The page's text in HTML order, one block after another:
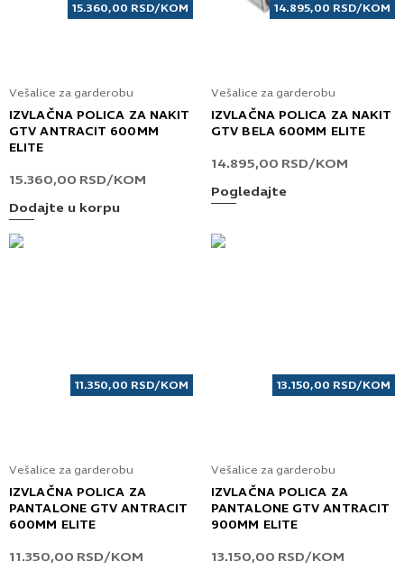
15.360,00 RSD/KOM
Vešalice za garderobu
IZVLAČNA POLICA ZA NAKIT
GTV ANTRACIT 600MM
ELITE
15.360,00 RSD/KOM
Dodajte u korpu
14.895,00 RSD/KOM
Vešalice za garderobu
IZVLAČNA POLICA ZA NAKIT
GTV BELA 600MM ELITE
14.895,00 RSD/KOM
Pogledajte
11.350,00 RSD/KOM
Vešalice za garderobu
IZVLAČNA POLICA ZA
PANTALONE GTV ANTRACIT
600MM ELITE
11.350,00 RSD/KOM
13.150,00 RSD/KOM
Vešalice za garderobu
IZVLAČNA POLICA ZA
PANTALONE GTV ANTRACIT
900MM ELITE
13.150,00 RSD/KOM